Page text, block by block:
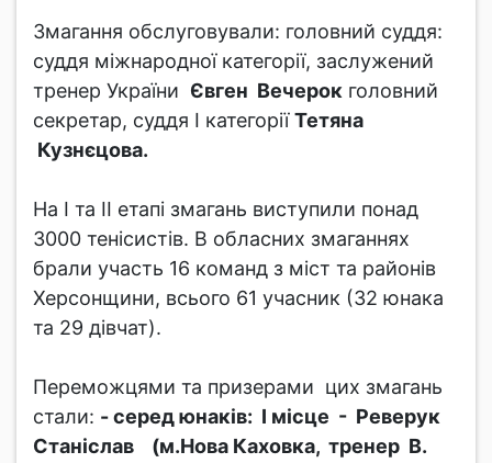
Змагання обслуговували: головний суддя:
суддя міжнародної категорії, заслужений
тренер України Євген Вечерок головний
секретар, суддя І категоріїТетяна
Кузнєцова.
На І та ІІ етапі змагань виступили понад
3000 тенісистів. В обласних змаганнях
брали участь 16 команд з міст та районів
Херсонщини, всього 61 учасник (32 юнака
та 29 дівчат).
Переможцями та призерами цих змагань
стали: - серед юнаків: І місце - Реверук
Станіслав (м.Нова Каховка, тренер В.